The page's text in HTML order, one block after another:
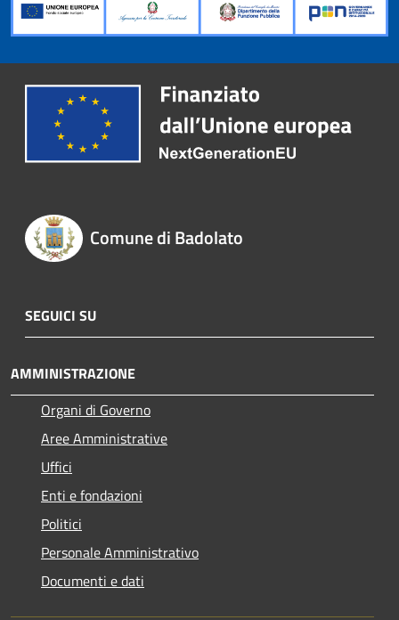
Comune di Badolato
SEGUICI SU
AMMINISTRAZIONE
Organi di Governo
Aree Amministrative
Uffici
Enti e fondazioni
Politici
Personale Amministrativo
Documenti e dati